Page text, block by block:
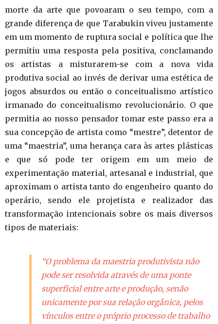
morte da arte que povoaram o seu tempo, com a
grande diferença de que Tarabukin viveu justamente
em um momento de ruptura social e política que lhe
permitiu uma resposta pela positiva, conclamando
os artistas a misturarem-se com a nova vida
produtiva social ao invés de derivar uma estética de
jogos absurdos ou então o conceitualismo artístico
irmanado do conceitualismo revolucionário. O que
permitia ao nosso pensador tomar este passo era a
sua concepção de artista como “mestre”, detentor de
uma “maestria”, uma herança cara às artes plásticas
e que só pode ter origem em um meio de
experimentação material, artesanal e industrial, que
aproximam o artista tanto do engenheiro quanto do
operário, sendo ele projetista e realizador das
transformação intencionais sobre os mais diversos
tipos de materiais:
“O problema da maestria produtivista não
pode ser resolvida através de uma ponte
superficial entre arte e produção, senão
unicamente por sua relação orgânica, pelos
vínculos entre o próprio processo de trabalho